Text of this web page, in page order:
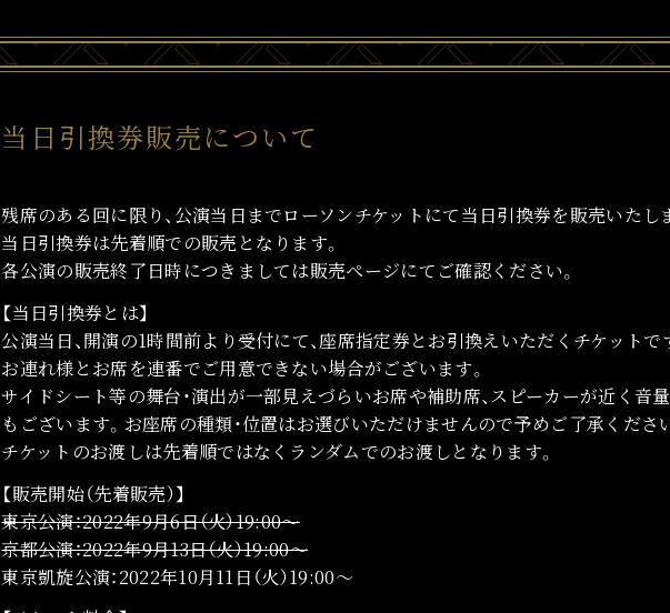
当日引換券販売について
残席のある回に限り、公演当日までローソンチケットにて当日引換券を販売いたし
当日引換券は先着順での販売となります。
各公演の販売終了日時につきましては販売ページにてご確認ください。
【当日引換券とは】
公演当日、開演の1時間前より受付にて、座席指定券とお引換えいただくチケットで
お連れ様とお席を連番でご用意できない場合がございます。
サイドシート等の舞台・演出が一部見えづらいお席や補助席、スピーカーが近く音
もございます。お座席の種類・位置はお選びいただけませんので予めご了承くださ
チケットのお渡しは先着順ではなくランダムでのお渡しとなります。
【販売開始（先着販売）】
東京公演：2022年9月6日（火）19:00～
京都公演：2022年9月13日（火）19:00～
東京凱旋公演：2022年10月11日（火）19:00～